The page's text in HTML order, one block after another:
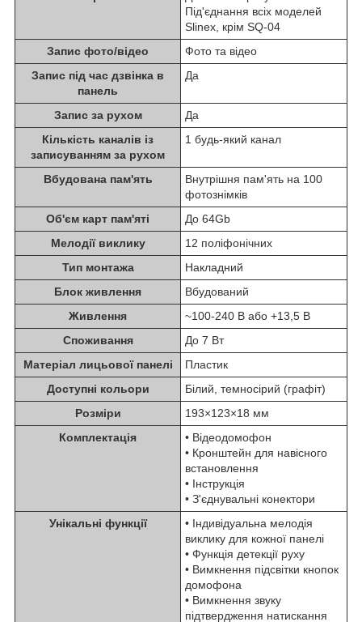
Під'єднання всіх моделей
Slinex, крім SQ-04
Запис фото/відео
Фото та відео
Запис під час дзвінка в
панель
Да
Запис за рухом
Да
Кількість каналів із
записуванням за рухом
1 будь-який канал
Вбудована пам'ять
Внутрішня пам'ять на 100
фотознімків
Об'єм карт пам'яті
До 64Gb
Мелодії виклику
12 поліфонічних
Тип монтажа
Накладний
Блок живлення
Вбудований
Живлення
~100-240 B або +13,5 В
Споживання
До 7 Вт
Матеріал лицьової панелі
Пластик
Доступні кольори
Білий, темносірий (графіт)
Розміри
193×123×18 мм
Комплектація
• Відеодомофон
• Кронштейн для навісного
встановлення
• Інструкція
• З'єднувальні конектори
Унікальні функції
• Індивідуальна мелодія
виклику для кожної панелі
• Функція детекції руху
• Вимкнення підсвітки кнопок
домофона
• Вимкнення звуку
підтвердження натискання